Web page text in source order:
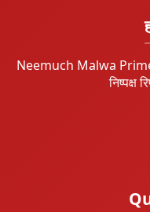
Neemuch Malwa
निष्पक्ष